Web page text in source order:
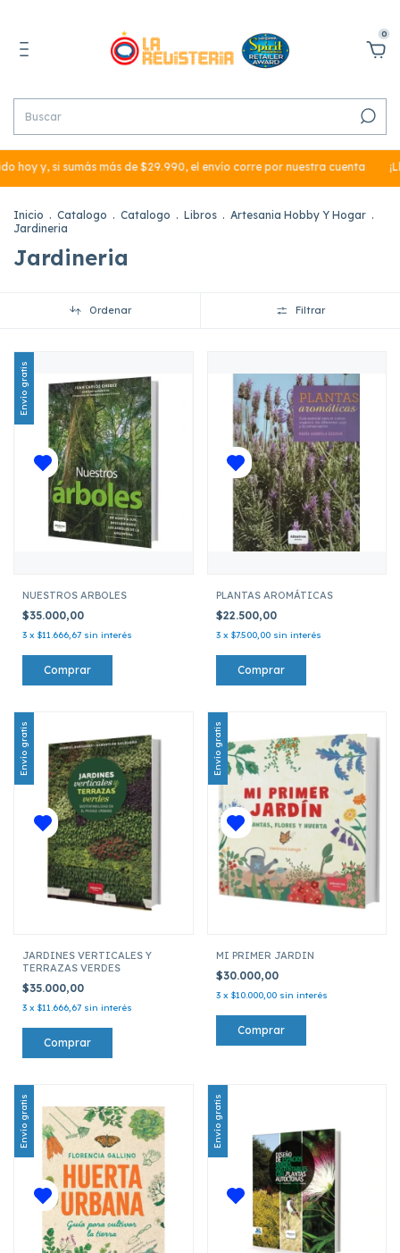
0
y, si sumás más de $29.990, el envío corre por nuestra cuenta
Inicio . Catalogo . Catalogo . Libros . Artesania Hobby Y Hogar .
Jardineria
Jardineria
Ordenar Filtrar
Envío gratis
NUESTROS ARBOLES
$35.000,00
3 x $11.666,67 sin interés
PLANTAS AROMÁTICAS
$22.500,00
3 x $7.500,00 sin interés
Envío gratis
JARDINES VERTICALES Y
TERRAZAS VERDES
$35.000,00
3 x $11.666,67 sin interés
Envío gratis
MI PRIMER JARDIN
$30.000,00
3 x $10.000,00 sin interés
Envío gratis Envío gratis